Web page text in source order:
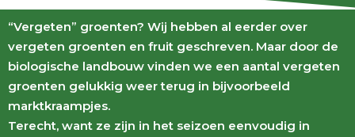
“Vergeten” groenten? Wij hebben al eerder over
vergeten groenten en fruit geschreven. Maar door de
biologische landbouw vinden we een aantal vergeten
groenten gelukkig weer terug in bijvoorbeeld
marktkraampjes.
Terecht, want ze zijn in het seizoen eenvoudig in